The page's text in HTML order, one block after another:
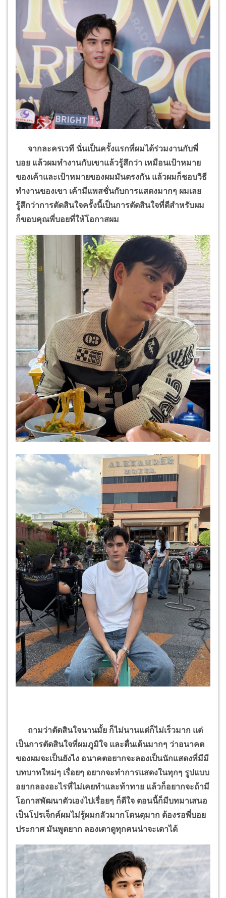
จากละครเวที นั่นเป็นครั้งแรกที่ผมได้ร่วมงานกับพี่
บอย แล้วผมทำงานกับเขาแล้วรู้สึกว่า เหมือนเป้าหมาย
ของเค้าและเป้าหมายของผมมันตรงกัน แล้วผมก็ชอบวิธี
ทำงานของเขา เค้ามีแพสชั่นกับการแสดงมากๆ ผมเลย
รู้สึกว่าการตัดสินใจครั้งนี้เป็นการตัดสินใจที่ดีสำหรับผม
ก็ขอบคุณพี่บอยที่ให้โอกาสผม
ถามว่าตัดสินใจนานมั้ย ก็ไม่นานแต่ก็ไม่เร็วมาก แต่
เป็นการตัดสินใจที่ผมภูมิใจ และตื่นเต้นมากๆ ว่าอนาคต
ของผมจะเป็นยังไง อนาคตอยากจะลองเป็นนักแสดงที่มีมี
บทบาทใหม่ๆ เรื่อยๆ อยากจะทำการแสดงในทุกๆ รูปแบบ
อยากลองอะไรที่ไม่เคยทำและท้าทาย แล้วก็อยากจะถ้ามี
โอกาสพัฒนาตัวเองไปเรื่อยๆ ก็ดีใจ ตอนนี้ก็มีบทมาเสนอ
เป็นโปรเจ็กค์ผมไม่รู้ผมกลัวมากโดนดุมาก ต้องรอพี่บอย
ประกาศ มันพูดยาก ลองเดาดูทุกคนน่าจะเดาได้